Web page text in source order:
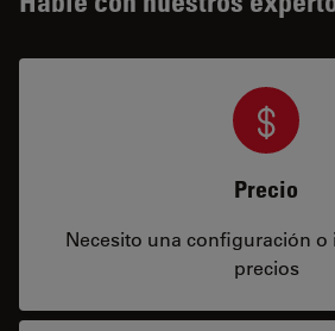
Precio
Necesito una configuración
precios